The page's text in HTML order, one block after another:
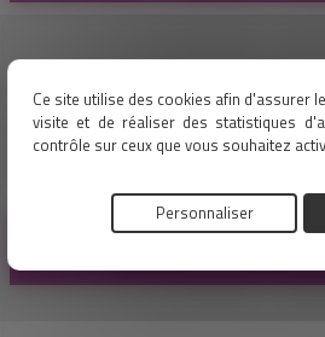
Ce site utilise des cookies afin d'assurer
visite et de réaliser des statistiques
contrôle sur ceux que vous souhaitez
Personnaliser
Documents pour les
adhérentes à
Eure-et-Loir
Modèle de délibération pour
commune